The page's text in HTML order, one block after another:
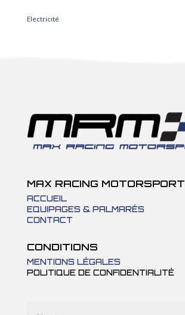
Electricité
MAX RACING MOTORSPORT
ACCUEIL
EQUIPAGES & PALMARÈS
CONTACT
CONDITIONS
MENTIONS LÉGALES
POLITIQUE DE CONFIDENTIALITÉ